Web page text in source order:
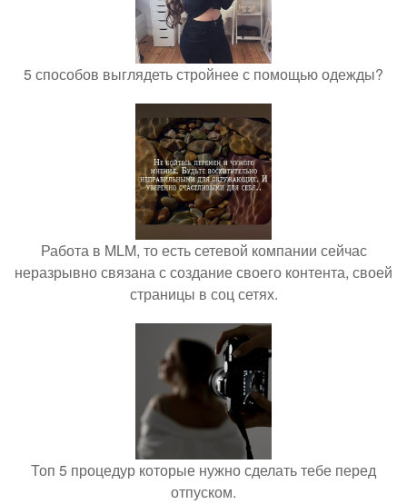
5 способов выглядеть стройнее с помощью одежды?
Работа в MLM, то есть сетевой компании сейчас
неразрывно связана с создание своего контента, своей
страницы в соц сетях.
Топ 5 процедур которые нужно сделать тебе перед
отпуском.